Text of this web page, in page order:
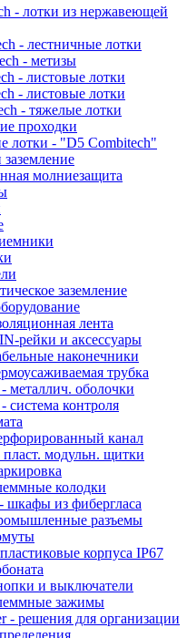
- лотки из нержавеющей
- лестничные лотки
- метизы
- листовые лотки
- листовые лотки
- тяжелые лотки
проходки
лотки - "D5 Combitech"
молниезащита
заземление
лента
рейки и аксессуары
наконечники
трубка
металлич. оболочки
система контроля
канал
модульн. щитки
колодки
шкафы из фибергласа
разъемы
корпуса IP67
и выключатели
зажимы
- решения для организации